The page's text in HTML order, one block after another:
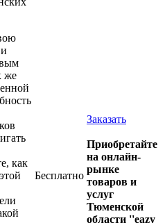
же
как
Бесплатно
Заказать
Приобретайте
на онлайн-
рынке
товаров и
услуг
Тюменской
области ''eazy